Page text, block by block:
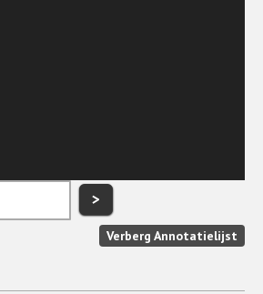
>
Verberg Annotatielijst